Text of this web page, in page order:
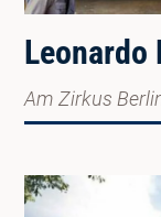
Leonardo
Am Zirkus